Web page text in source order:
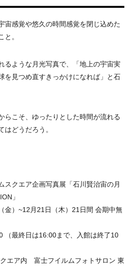
宙感覚や悠久の時間感覚を閉じ込めた
と。
るような月光写真で、「地上の宇宙実
を見つめ直すきっかけになれば」と石
らこそ、ゆったりとした時間が流れる
はどうだろう。
スクエア企画写真展「石川賢治宙の月
」
金）~12月21日（木）21日間 会期中無
（最終日は16:00まで、入館は終了10
エア内 富士フイルムフォトサロン 東